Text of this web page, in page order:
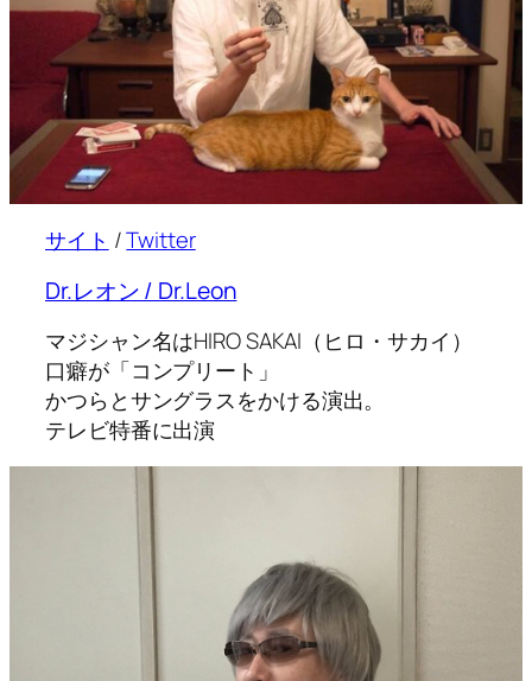
サイト /Twitter
Dr.レオン / Dr.Leon
マジシャン名はHIRO SAKAI（ヒロ・サカイ）
口癖が「コンプリート」
かつらとサングラスをかける演出。
テレビ特番に出演